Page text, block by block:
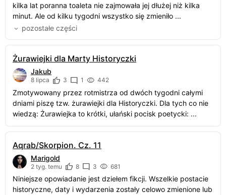
kilka lat poranna toaleta nie zajmowała jej dłużej niż kilka
minut. Ale od kilku tygodni wszystko się zmieniło ...
pozostałe części
Żurawiejki dla Marty Historyczki
Jakub
8 lipca 3 1 442
Zmotywowany przez rotmistrza od dwóch tygodni całymi
dniami piszę tzw. żurawiejki dla Historyczki. Dla tych co nie
wiedzą: Żurawiejka to krótki, ułański pocisk poetycki: ...
Aqrab/Skorpion. Cz. 11
Marigold
2 tyg. temu 8 3 681
Niniejsze opowiadanie jest dziełem fikcji. Wszelkie postacie
historyczne, daty i wydarzenia zostały celowo zmienione lub